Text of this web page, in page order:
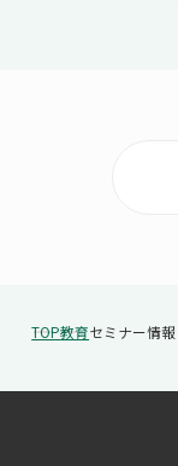
TOP教育セミナー情報